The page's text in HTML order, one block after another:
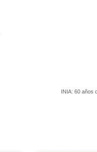
INIA: 60 años